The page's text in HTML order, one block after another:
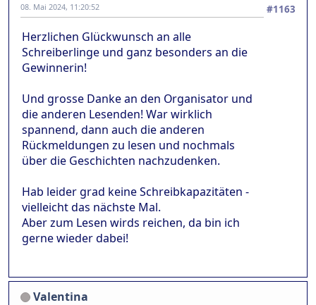
#1163
08. Mai 2024, 11:20:52
Herzlichen Glückwunsch an alle
Schreiberlinge und ganz besonders an die
Gewinnerin!
Und grosse Danke an den Organisator und
die anderen Lesenden! War wirklich
spannend, dann auch die anderen
Rückmeldungen zu lesen und nochmals
über die Geschichten nachzudenken.
Hab leider grad keine Schreibkapazitäten -
vielleicht das nächste Mal.
Aber zum Lesen wirds reichen, da bin ich
gerne wieder dabei!
Valentina